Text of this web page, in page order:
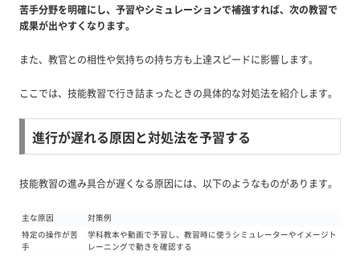
苦手分野を明確にし、予習やシミュレーションで補強すれば、次の教習で
成果が出やすくなります。
また、教官との相性や気持ちの持ち方も上達スピードに影響します。
ここでは、技能教習で行き詰まったときの具体的な対処法を紹介します。
進行が遅れる原因と対処法を予習する
技能教習の進み具合が遅くなる原因には、以下のようなものがあります。
主な原因
対策例
特定の操作が苦
手
学科教本や動画で予習し、教習時に使うシミュレーターやイメージト
レーニングで動きを確認する